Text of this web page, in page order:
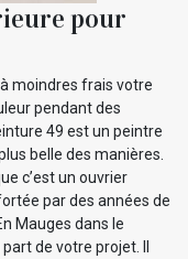
pour
moindres frais votre
pendant des
49 est un peintre
belle des manières.
c’est un ouvrier
par des années de
Mauges dans le
de votre projet. Il